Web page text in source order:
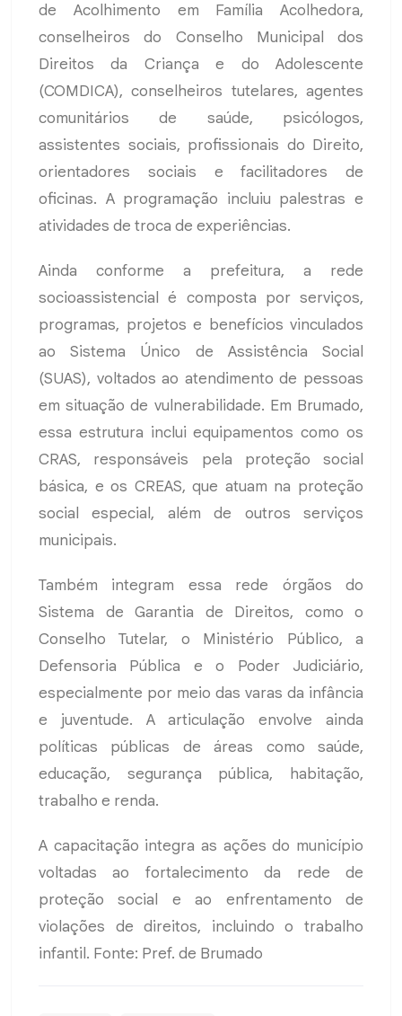
de Acolhimento em Família Acolhedora,
conselheiros do Conselho Municipal dos
Direitos da Criança e do Adolescente
(COMDICA), conselheiros tutelares, agentes
comunitários de saúde, psicólogos,
assistentes sociais, profissionais do Direito,
orientadores sociais e facilitadores de
oficinas. A programação incluiu palestras e
atividades de troca de experiências.
Ainda conforme a prefeitura, a rede
socioassistencial é composta por serviços,
programas, projetos e benefícios vinculados
ao Sistema Único de Assistência Social
(SUAS), voltados ao atendimento de pessoas
em situação de vulnerabilidade. Em Brumado,
essa estrutura inclui equipamentos como os
CRAS, responsáveis pela proteção social
básica, e os CREAS, que atuam na proteção
social especial, além de outros serviços
municipais.
Também integram essa rede órgãos do
Sistema de Garantia de Direitos, como o
Conselho Tutelar, o Ministério Público, a
Defensoria Pública e o Poder Judiciário,
especialmente por meio das varas da infância
e juventude. A articulação envolve ainda
políticas públicas de áreas como saúde,
educação, segurança pública, habitação,
trabalho e renda.
A capacitação integra as ações do município
voltadas ao fortalecimento da rede de
proteção social e ao enfrentamento de
violações de direitos, incluindo o trabalho
infantil. Fonte: Pref. de Brumado